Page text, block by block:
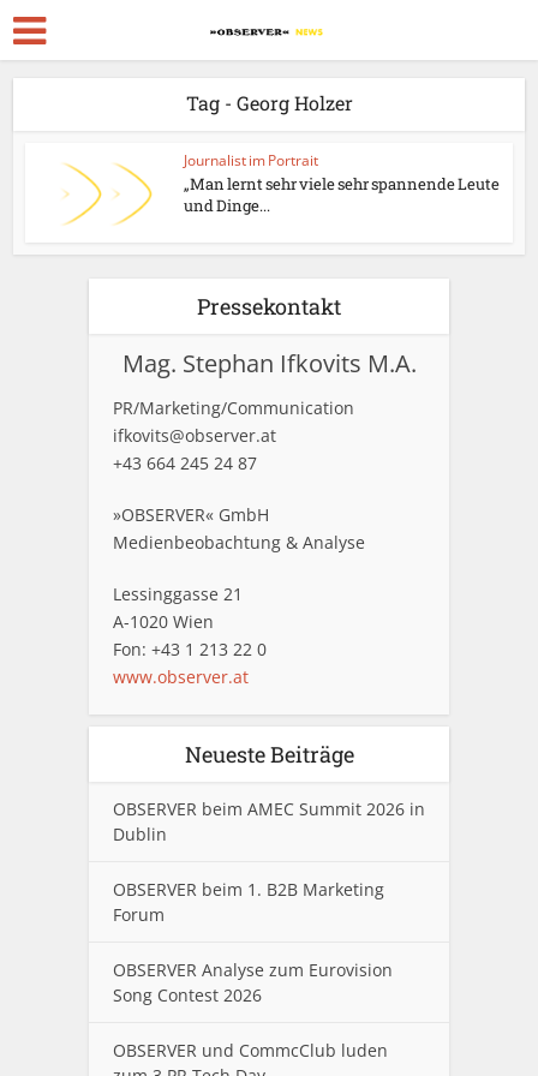
Tag - Georg Holzer
Journalist im Portrait
„Man lernt sehr viele sehr spannende Leute
und Dinge...
Pressekontakt
Mag. Stephan Ifkovits M.A.
PR/Marketing/Communication
ifkovits@observer.at
+43 664 245 24 87
»OBSERVER« GmbH
Medienbeobachtung & Analyse
Lessinggasse 21
A-1020 Wien
Fon: +43 1 213 22 0
www.observer.at
Neueste Beiträge
OBSERVER beim AMEC Summit 2026 in
Dublin
OBSERVER beim 1. B2B Marketing
Forum
OBSERVER Analyse zum Eurovision
Song Contest 2026
OBSERVER und CommcClub luden